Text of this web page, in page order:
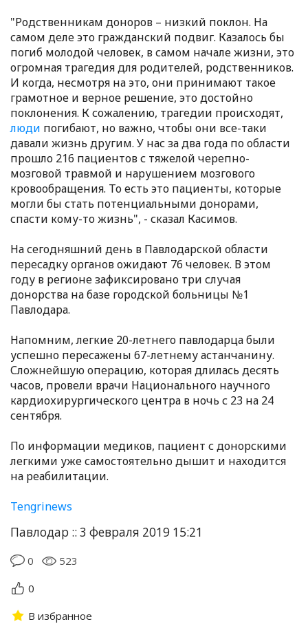
"Родственникам доноров – низкий поклон. На
самом деле это гражданский подвиг. Казалось бы
погиб молодой человек, в самом начале жизни, это
огромная трагедия для родителей, родственников.
И когда, несмотря на это, они принимают такое
грамотное и верное решение, это достойно
поклонения. К сожалению, трагедии происходят,
люди погибают, но важно, чтобы они все-таки
давали жизнь другим. У нас за два года по области
прошло 216 пациентов с тяжелой черепно-
мозговой травмой и нарушением мозгового
кровообращения. То есть это пациенты, которые
могли бы стать потенциальными донорами,
спасти кому-то жизнь", - сказал Касимов.
На сегодняшний день в Павлодарской области
пересадку органов ожидают 76 человек. В этом
году в регионе зафиксировано три случая
донорства на базе городской больницы №1
Павлодара.
Напомним, легкие 20-летнего павлодарца были
успешно пересажены 67-летнему астанчанину.
Сложнейшую операцию, которая длилась десять
часов, провели врачи Национального научного
кардиохирургического центра в ночь с 23 на 24
сентября.
По информации медиков, пациент с донорскими
легкими уже самостоятельно дышит и находится
на реабилитации.
Tengrinews
Павлодар :: 3 февраля 2019 15:21
0
523
0
В избранное